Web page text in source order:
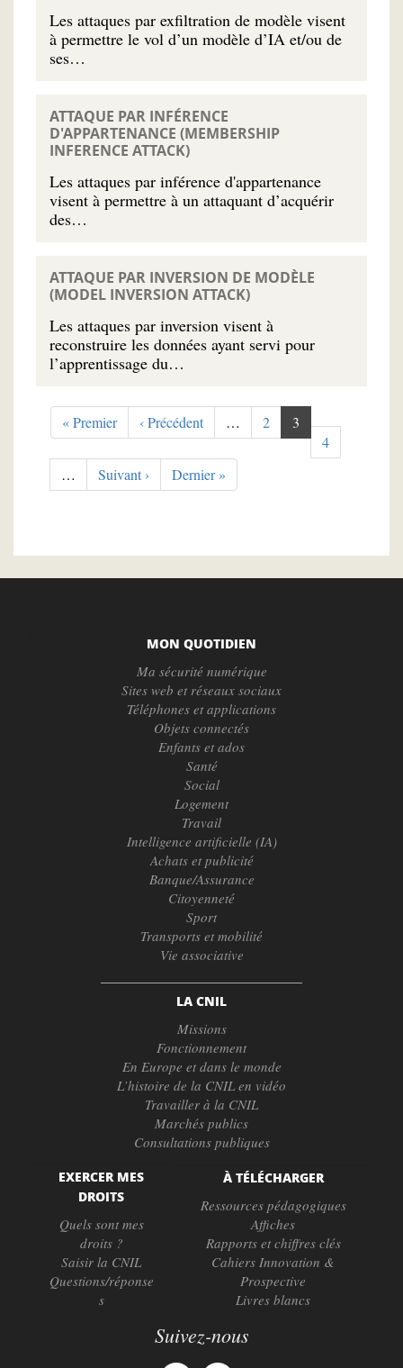
Les attaques par exfiltration de modèle visent
à permettre le vol d’un modèle d’IA et/ou de
ses…
ATTAQUE PAR INFÉRENCE
D'APPARTENANCE (MEMBERSHIP
INFERENCE ATTACK)
Les attaques par inférence d'appartenance
visent à permettre à un attaquant d’acquérir
des…
ATTAQUE PAR INVERSION DE MODÈLE
(MODEL INVERSION ATTACK)
Les attaques par inversion visent à
reconstruire les données ayant servi pour
l’apprentissage du…
Pagination
Première
page
« Premier
Page
précédente
‹ Précédent … Page
2
Page
courante
3
Page
4
…
Page
suivante
Suivant ›
Dernière
page
Dernier »
MON QUOTIDIEN
Ma sécurité numérique
Sites web et réseaux sociaux
Téléphones et applications
Objets connectés
Enfants et ados
Santé
Social
Logement
Travail
Intelligence artificielle (IA)
Achats et publicité
Banque/Assurance
Citoyenneté
Sport
Transports et mobilité
Vie associative
LA CNIL
Missions
Fonctionnement
En Europe et dans le monde
L’histoire de la CNIL en vidéo
Travailler à la CNIL
Marchés publics
Consultations publiques
EXERCER MES
DROITS
Quels sont mes
droits ?
Saisir la CNIL
Questions/réponse
s
À TÉLÉCHARGER
Ressources pédagogiques
Affiches
Rapports et chiffres clés
Cahiers Innovation &
Prospective
Livres blancs
Suivez-nous